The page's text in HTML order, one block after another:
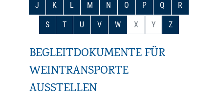
J K L M N O P Q R
S T U V W X Y Z
BEGLEITDOKUMENTE FÜR
WEINTRANSPORTE
AUSSTELLEN